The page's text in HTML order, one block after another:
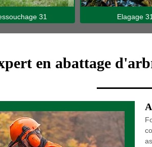
31 Elagage 31
en abattage